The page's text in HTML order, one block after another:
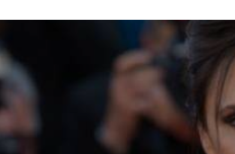
00:58 READ TIME